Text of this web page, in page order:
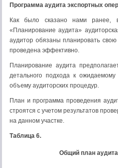
Программа аудита экспортных
Как было сказано нами
«Планирование аудита»
аудитор обязаны планировать
проведена эффективно.
Планирование аудита
детального подхода к
объему аудиторских процедур.
План и программа проведения
строятся с учетом результатов
на данном участке.
Таблица 6.
Общий план аудита